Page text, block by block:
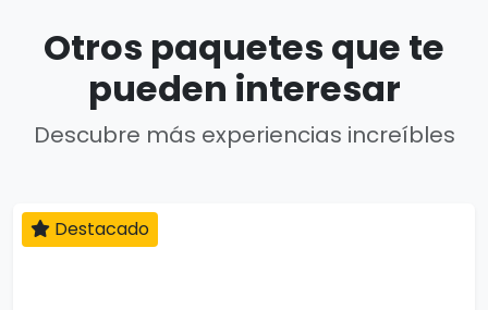
Otros paquetes que te
pueden interesar
Descubre más experiencias increíbles
13 días
Destacado